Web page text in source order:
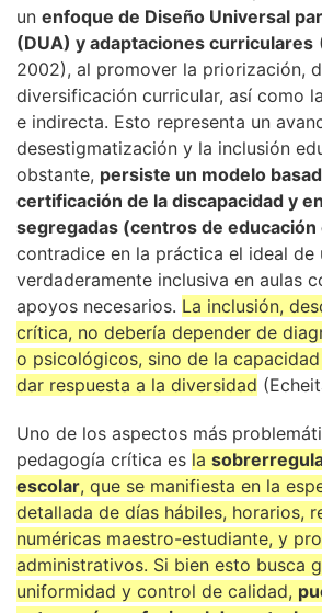
un enfoque de Diseño Universal
(DUA) y adaptaciones curriculares
2002), al promover la priorización,
diversificación curricular, así como
e indirecta. Esto representa un
desestigmatización y la inclusión
obstante, persiste un modelo
certificación de la discapacidad y
segregadas (centros de educación
contradice en la práctica el ideal de
verdaderamente inclusiva en aulas
apoyos necesarios. La inclusión,
crítica, no debería depender de
o psicológicos, sino de la
dar respuesta a la diversidad
Uno de los aspectos más
pedagogía crítica es la
escolar, que se manifiesta en la
detallada de días hábiles, horarios,
numéricas maestro-estudiante, y
administrativos. Si bien esto busca
uniformidad y control de calidad,